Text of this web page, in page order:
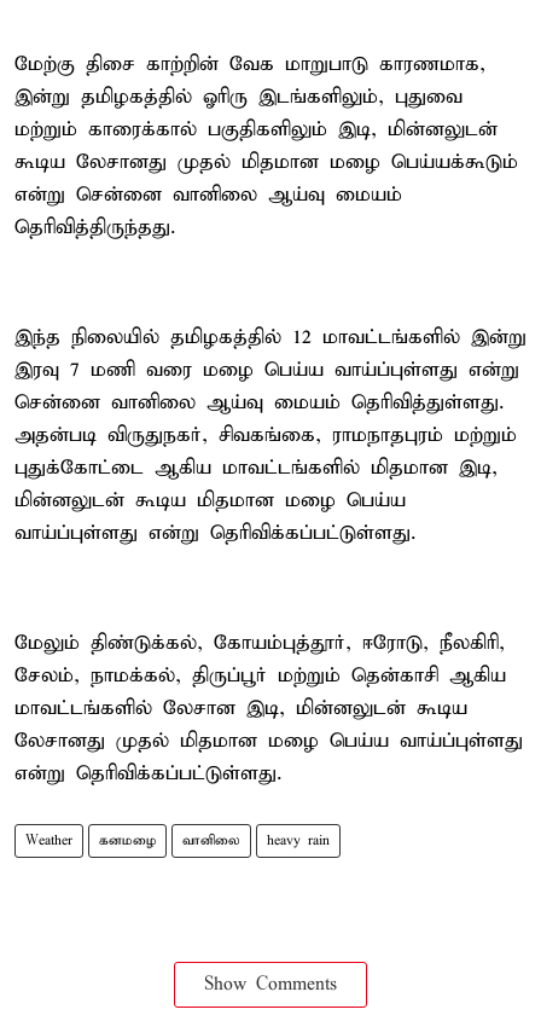
மேற்கு திசை காற்றின் வேக மாறுபாடு காரணமாக,
இன்று தமிழகத்தில் ஓரிரு இடங்களிலும், புதுவை
மற்றும் காரைக்கால் பகுதிகளிலும் இடி, மின்னலுடன்
கூடிய லேசானது முதல் மிதமான மழை பெய்யக்கூடும்
என்று சென்னை வானிலை ஆய்வு மையம்
தெரிவித்திருந்தது.
இந்த நிலையில் தமிழகத்தில் 12 மாவட்டங்களில் இன்று
இரவு 7 மணி வரை மழை பெய்ய வாய்ப்புள்ளது என்று
சென்னை வானிலை ஆய்வு மையம் தெரிவித்துள்ளது.
அதன்படி விருதுநகர், சிவகங்கை, ராமநாதபுரம் மற்றும்
புதுக்கோட்டை ஆகிய மாவட்டங்களில் மிதமான இடி,
மின்னலுடன் கூடிய மிதமான மழை பெய்ய
வாய்ப்புள்ளது என்று தெரிவிக்கப்பட்டுள்ளது.
மேலும் திண்டுக்கல், கோயம்புத்தூர், ஈரோடு, நீலகிரி,
சேலம், நாமக்கல், திருப்பூர் மற்றும் தென்காசி ஆகிய
மாவட்டங்களில் லேசான இடி, மின்னலுடன் கூடிய
லேசானது முதல் மிதமான மழை பெய்ய வாய்ப்புள்ளது
என்று தெரிவிக்கப்பட்டுள்ளது.
Weather கனமழை வானிலை heavy rain
Show Comments